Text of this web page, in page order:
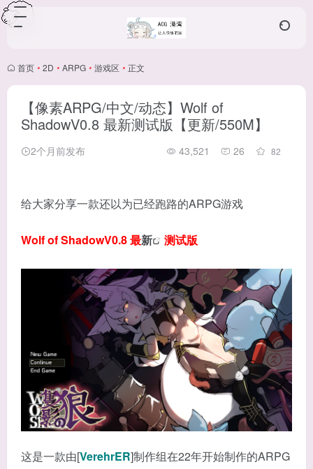
首页 • 2D • ARPG • 游戏区 • 正文
【像素ARPG/中文/动态】Wolf of
ShadowV0.8 最新测试版【更新/550M】
2个月前发布 43,521 26 82
给大家分享一款还以为已经跑路的ARPG游戏
Wolf of ShadowV0.8 最新 测试版
这是一款由[VerehrER]制作组在22年开始制作的ARPG